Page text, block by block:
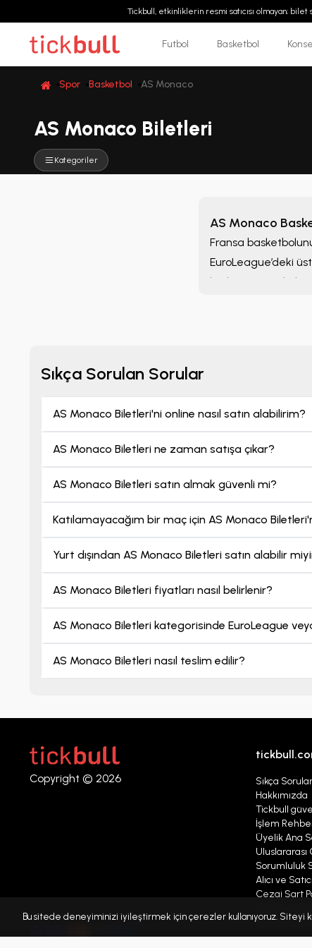
Tickbull, etkinliklerin resmi satıcısı olmayan;
Futbol Basketbol
Spor Basketbol AS Monaco
AS Monaco Biletleri
Kategoriler
AS Monaco
Fransa
EuroLeague’deki
kadrosu ve tutkulu
Sıkça Sorulan Sorular
AS Monaco Biletleri'ni online nasıl satın alabilirim?
AS Monaco Biletleri ne zaman satışa çıkar?
AS Monaco Biletleri satın almak güvenli mi?
Katılamayacağım bir maç için AS Monaco
Yurt dışından AS Monaco Biletleri satın alabilir
AS Monaco Biletleri fiyatları nasıl belirlenir?
AS Monaco Biletleri kategorisinde EuroLeague
AS Monaco Biletleri nasıl teslim edilir?
Copyright © 2026
Sıkça
Hakkımızda
Tickbull
İşlem
Üyelik Ana
Uluslararası
Sorumluluk
Alıcı ve
Cezai Şart
Kişisel
Bu sitede deneyiminizi iyileştirmek için çerezler kullanıyoruz. Siteyi